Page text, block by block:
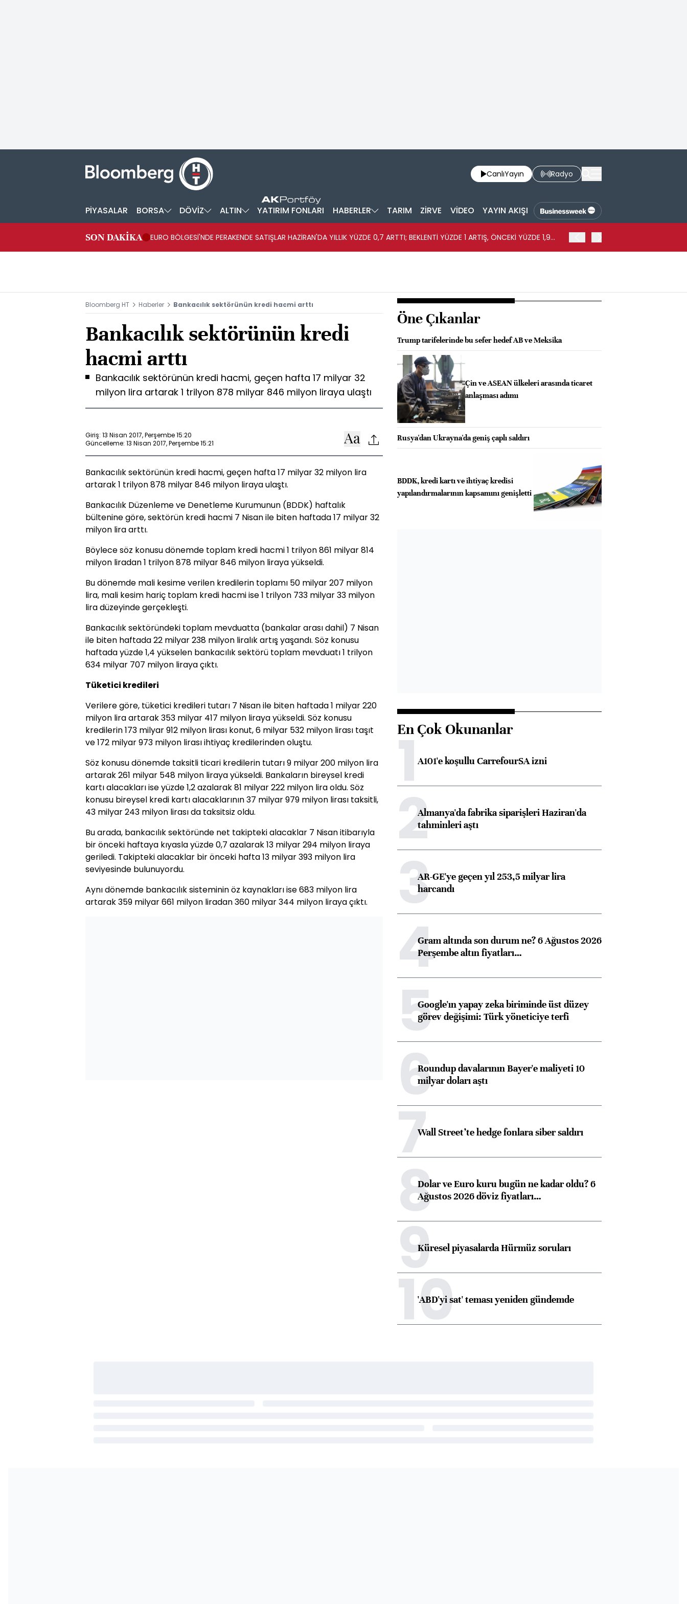
CanlıYayın Radyo
PİYASALAR BORSA DÖVİZ ALTIN YATIRIM FONLARI HABERLER TARIM ZİRVE VİDEO YAYIN AKIŞI
SON DAKİKA
EURO BÖLGESİ'NDE PERAKENDE SATIŞLAR HAZİRAN'DA YILLIK YÜZDE 0,7 ARTTI; BEKLENTİ YÜZDE 1 ARTIŞ, ÖNCEKİ YÜZDE 1,9
Bloomberg HT Haberler Bankacılık sektörünün kredi hacmi arttı
Bankacılık sektörünün kredi
hacmi arttı
Bankacılık sektörünün kredi hacmi, geçen hafta 17 milyar 32
milyon lira artarak 1 trilyon 878 milyar 846 milyon liraya ulaştı
Giriş: 13 Nisan 2017, Perşembe 15:20
Güncelleme: 13 Nisan 2017, Perşembe 15:21
Bankacılık sektörünün kredi hacmi, geçen hafta 17 milyar 32 milyon lira
artarak 1 trilyon 878 milyar 846 milyon liraya ulaştı.
Bankacılık Düzenleme ve Denetleme Kurumunun (BDDK) haftalık
bültenine göre, sektörün kredi hacmi 7 Nisan ile biten haftada 17 milyar 32
milyon lira arttı.
Böylece söz konusu dönemde toplam kredi hacmi 1 trilyon 861 milyar 814
milyon liradan 1 trilyon 878 milyar 846 milyon liraya yükseldi.
Bu dönemde mali kesime verilen kredilerin toplamı 50 milyar 207 milyon
lira, mali kesim hariç toplam kredi hacmi ise 1 trilyon 733 milyar 33 milyon
lira düzeyinde gerçekleşti.
Bankacılık sektöründeki toplam mevduatta (bankalar arası dahil) 7 Nisan
ile biten haftada 22 milyar 238 milyon liralık artış yaşandı. Söz konusu
haftada yüzde 1,4 yükselen bankacılık sektörü toplam mevduatı 1 trilyon
634 milyar 707 milyon liraya çıktı.
Tüketici kredileri
Verilere göre, tüketici kredileri tutarı 7 Nisan ile biten haftada 1 milyar 220
milyon lira artarak 353 milyar 417 milyon liraya yükseldi. Söz konusu
kredilerin 173 milyar 912 milyon lirası konut, 6 milyar 532 milyon lirası taşıt
ve 172 milyar 973 milyon lirası ihtiyaç kredilerinden oluştu.
Söz konusu dönemde taksitli ticari kredilerin tutarı 9 milyar 200 milyon lira
artarak 261 milyar 548 milyon liraya yükseldi. Bankaların bireysel kredi
kartı alacakları ise yüzde 1,2 azalarak 81 milyar 222 milyon lira oldu. Söz
konusu bireysel kredi kartı alacaklarının 37 milyar 979 milyon lirası taksitli,
43 milyar 243 milyon lirası da taksitsiz oldu.
Bu arada, bankacılık sektöründe net takipteki alacaklar 7 Nisan itibarıyla
bir önceki haftaya kıyasla yüzde 0,7 azalarak 13 milyar 294 milyon liraya
geriledi. Takipteki alacaklar bir önceki hafta 13 milyar 393 milyon lira
seviyesinde bulunuyordu.
Aynı dönemde bankacılık sisteminin öz kaynakları ise 683 milyon lira
artarak 359 milyar 661 milyon liradan 360 milyar 344 milyon liraya çıktı.
Öne Çıkanlar
Trump tarifelerinde bu sefer hedef AB ve Meksika
Çin ve ASEAN ülkeleri arasında ticaret
anlaşması adımı
Rusya'dan Ukrayna'da geniş çaplı saldırı
BDDK, kredi kartı ve ihtiyaç kredisi
yapılandırmalarının kapsamını genişletti
En Çok Okunanlar
1A101'e koşullu CarrefourSA izni
2Almanya'da fabrika siparişleri Haziran'da
tahminleri aştı
3AR-GE'ye geçen yıl 253,5 milyar lira
harcandı
4Gram altında son durum ne? 6 Ağustos 2026
Perşembe altın fiyatları…
5Google'ın yapay zeka biriminde üst düzey
görev değişimi: Türk yöneticiye terfi
6Roundup davalarının Bayer'e maliyeti 10
milyar doları aştı
7Wall Street’te hedge fonlara siber saldırı
8Dolar ve Euro kuru bugün ne kadar oldu? 6
Ağustos 2026 döviz fiyatları…
9Küresel piyasalarda Hürmüz soruları
10
'ABD'yi sat' teması yeniden gündemde